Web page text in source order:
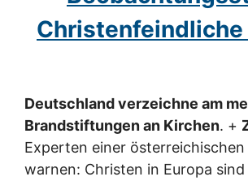
Christenfeindliche
Deutschland verzeichne am
Brandstiftungen an Kirchen. +
Experten einer österreichischen
warnen: Christen in Europa